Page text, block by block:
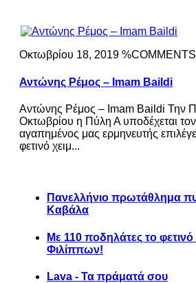
Οκτωβρίου 18, 2019 %COMMENTS
Αντώνης Ρέμος – Imam Baildi
Αντώνης Ρέμος – Imam Baildi Την
Οκτωβρίου η Πύλη Α υποδέχεται
αγαπημένος μας ερμηνευτής
φετινό χειμ...
Πανελλήνιο πρωτάθλημα
Καβάλα
Με 110 ποδηλάτες το
Φιλίππων!
Lava - Τα πράματά σου